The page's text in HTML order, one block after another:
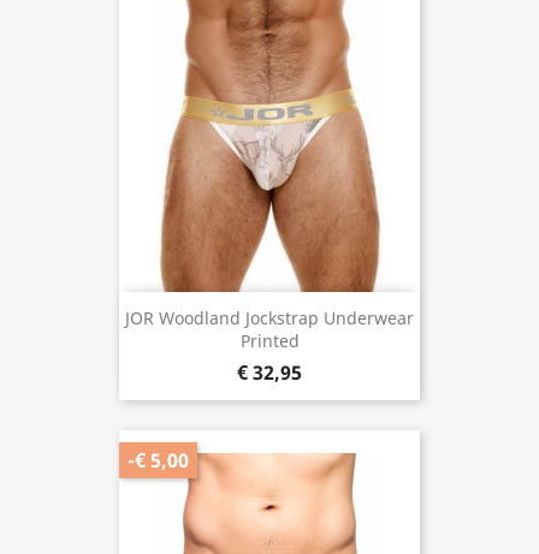
JOR Woodland Jockstrap Underwear
Printed
€ 32,95
-€ 5,00